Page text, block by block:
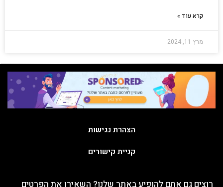
קרא עוד »
מרץ 11, 2024
הצהרת נגישות
קניית קישורים
רוצים גם אתם להופיע באתר שלנו? השאירו את הפרטים